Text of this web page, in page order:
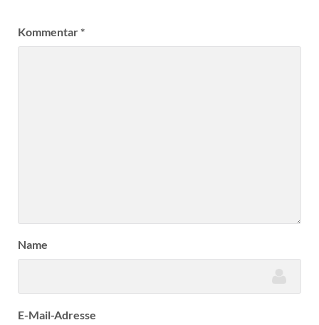
Kommentar*
Name
E-Mail-Adresse